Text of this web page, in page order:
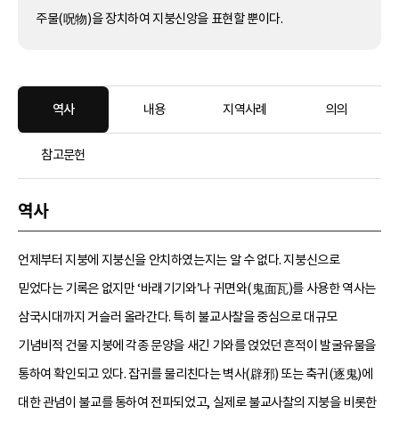
주물(呪物)을 장치하여 지붕신앙을 표현할 뿐이다.
역사 내용 지역사례 의의
참고문헌
역사
언제부터 지붕에 지붕신을 안치하였는지는 알 수 없다. 지붕신으로
믿었다는 기록은 없지만 ‘바래기기와’나 귀면와(鬼面瓦)를 사용한 역사는
삼국시대까지 거슬러 올라간다. 특히 불교사찰을 중심으로 대규모
기념비적 건물 지붕에 각종 문양을 새긴 기와를 얹었던 흔적이 발굴유물을
통하여 확인되고 있다. 잡귀를 물리친다는 벽사(辟邪) 또는 축귀(逐鬼)에
대한 관념이 불교를 통하여 전파되었고, 실제로 불교사찰의 지붕을 비롯한